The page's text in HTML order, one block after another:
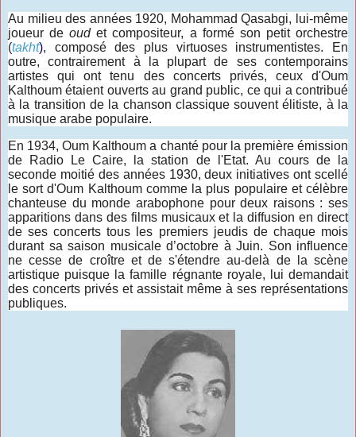
Au milieu des années 1920, Mohammad Qasabgi, lui-même
joueur deoudet compositeur, a formé son petit orchestre
(takht), composé des plus virtuoses instrumentistes. En
outre, contrairement à la plupart de ses contemporains
artistes qui ont tenu des concerts privés, ceux d'Oum
Kalthoum étaient ouverts au grand public, ce qui a contribué
à la transition de la chanson classique souvent élitiste, à la
musique arabe populaire.
En 1934, Oum Kalthoum a chanté pour la première émission
de Radio Le Caire, la station de l'Etat. Au cours de la
seconde moitié des années 1930, deux initiatives ont scellé
le sort d'Oum Kalthoum comme la plus populaire et célèbre
chanteuse du monde arabophone pour deux raisons : ses
apparitions dans des films musicaux et la diffusion en direct
de ses concerts tous les premiers jeudis de chaque mois
durant sa saison musicale d’octobre à Juin. Son influence
ne cesse de croître et de s'étendre au-delà de la scène
artistique puisque la famille régnante royale, lui demandait
des concerts privés et assistait même à ses représentations
publiques.